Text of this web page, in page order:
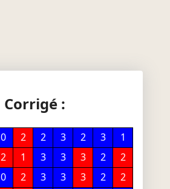
Corrigé :
0 2 2 3 2 3
1
2 1 3 3 3 2
2
0 2 3 3 3 2
2